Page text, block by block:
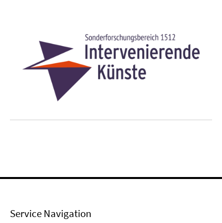
Service Navigation